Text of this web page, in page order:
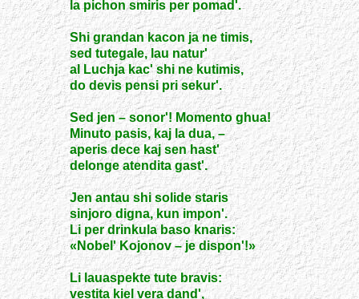
la pichon smiris per pomad'.
Shi grandan kacon ja ne timis,
sed tutegale, lau natur'
al Luchja kac' shi ne kutimis,
do devis pensi pri sekur'.
Sed jen – sonor'! Momento ghua!
Minuto pasis, kaj la dua, –
aperis dece kaj sen hast'
delonge atendita gast'.
Jen antau shi solide staris
sinjoro digna, kun impon'.
Li per drinkula baso knaris:
«Nobel' Kojonov – je dispon'!»
Li lauaspekte tute bravis:
vestita kiel vera dand',